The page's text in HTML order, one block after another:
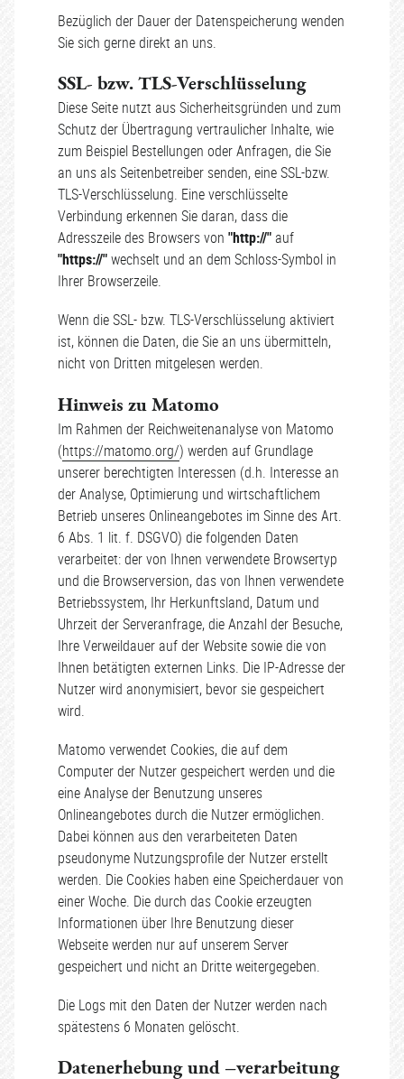
Bezüglich der Dauer der Datenspeicherung wenden
Sie sich gerne direkt an uns.
SSL- bzw. TLS-Verschlüsselung
Diese Seite nutzt aus Sicherheitsgründen und zum
Schutz der Übertragung vertraulicher Inhalte, wie
zum Beispiel Bestellungen oder Anfragen, die Sie
an uns als Seitenbetreiber senden, eine SSL-bzw.
TLS-Verschlüsselung. Eine verschlüsselte
Verbindung erkennen Sie daran, dass die
Adresszeile des Browsers von "http://"auf
"https://"wechselt und an dem Schloss-Symbol in
Ihrer Browserzeile.
Wenn die SSL- bzw. TLS-Verschlüsselung aktiviert
ist, können die Daten, die Sie an uns übermitteln,
nicht von Dritten mitgelesen werden.
Hinweis zu Matomo
Im Rahmen der Reichweitenanalyse von Matomo
(https://matomo.org/) werden auf Grundlage
unserer berechtigten Interessen (d.h. Interesse an
der Analyse, Optimierung und wirtschaftlichem
Betrieb unseres Onlineangebotes im Sinne des Art.
6 Abs. 1 lit. f. DSGVO) die folgenden Daten
verarbeitet: der von Ihnen verwendete Browsertyp
und die Browserversion, das von Ihnen verwendete
Betriebssystem, Ihr Herkunftsland, Datum und
Uhrzeit der Serveranfrage, die Anzahl der Besuche,
Ihre Verweildauer auf der Website sowie die von
Ihnen betätigten externen Links. Die IP-Adresse der
Nutzer wird anonymisiert, bevor sie gespeichert
wird.
Matomo verwendet Cookies, die auf dem
Computer der Nutzer gespeichert werden und die
eine Analyse der Benutzung unseres
Onlineangebotes durch die Nutzer ermöglichen.
Dabei können aus den verarbeiteten Daten
pseudonyme Nutzungsprofile der Nutzer erstellt
werden. Die Cookies haben eine Speicherdauer von
einer Woche. Die durch das Cookie erzeugten
Informationen über Ihre Benutzung dieser
Webseite werden nur auf unserem Server
gespeichert und nicht an Dritte weitergegeben.
Die Logs mit den Daten der Nutzer werden nach
spätestens 6 Monaten gelöscht.
Datenerhebung und –verarbeitung